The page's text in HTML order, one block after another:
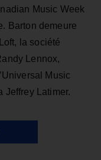
Music Week
Barton demeure
la société
Lennox,
Music
Jeffrey Latimer.